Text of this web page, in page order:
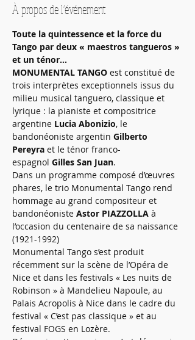
À propos de l'événement
Toute la quintessence et la force du
Tango par deux « maestros tangueros »
et un ténor…
MONUMENTAL TANGO est constitué de
trois interprètes exceptionnels issus du
milieu musical tanguero, classique et
lyrique : la pianiste et compositrice
argentine Lucia Abonizio, le
bandonéoniste argentin Gilberto
Pereyra et le ténor franco-
espagnol Gilles San Juan.
Dans un programme composé d’œuvres
phares, le trio Monumental Tango rend
hommage au grand compositeur et
bandonéoniste Astor PIAZZOLLA à
l’occasion du centenaire de sa naissance
(1921-1992)
Monumental Tango s’est produit
récemment sur la scène de l’Opéra de
Nice et dans les festivals « Les nuits de
Robinson » à Mandelieu Napoule, au
Palais Acropolis à Nice dans le cadre du
festival « C’est pas classique » et au
festival FOGS en Lozère.